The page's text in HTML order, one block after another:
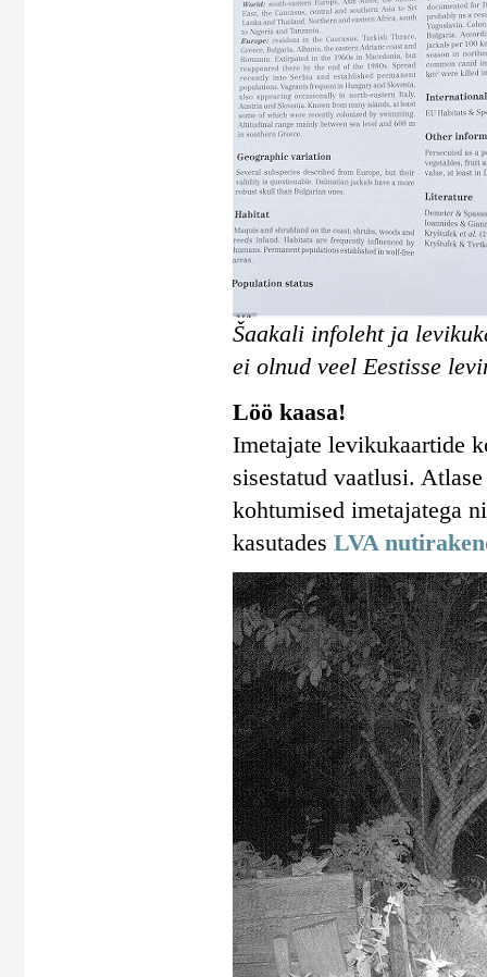
Šaakali infoleht ja
ei olnud veel Eestisse
Löö kaasa!
Imetajate levikukaartide
sisestatud vaatlusi.
kohtumised imetajatega
kasutades LVA